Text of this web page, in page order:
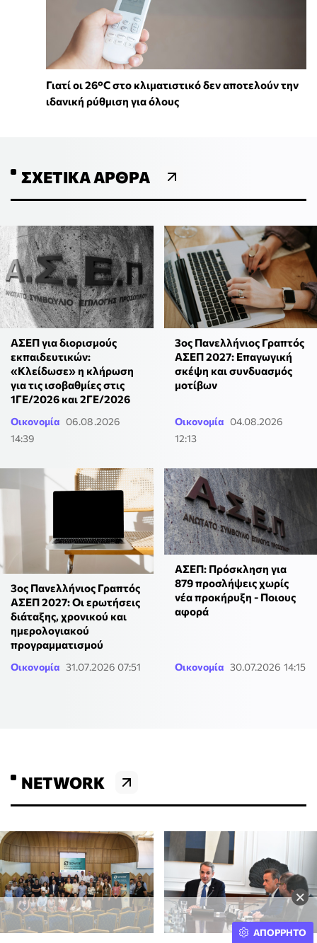
×
Γιατί οι 26°C στο κλιματιστικό δεν αποτελούν την
ιδανική ρύθμιση για όλους
ΣΧΕΤΙΚΆ ΆΡΘΡΑ
ΑΣΕΠ για διορισμούς
εκπαιδευτικών:
«Κλείδωσε» η κλήρωση
για τις ισοβαθμίες στις
1ΓΕ/2026 και 2ΓΕ/2026
Οικονομία 06.08.2026
14:39
3ος Πανελλήνιος Γραπτός
ΑΣΕΠ 2027: Επαγωγική
σκέψη και συνδυασμός
μοτίβων
Οικονομία 04.08.2026
12:13
3ος Πανελλήνιος Γραπτός
ΑΣΕΠ 2027: Οι ερωτήσεις
διάταξης, χρονικού και
ημερολογιακού
προγραμματισμού
Οικονομία 31.07.2026 07:51
ΑΣΕΠ: Πρόσκληση για
879 προσλήψεις χωρίς
νέα προκήρυξη - Ποιους
αφορά
Οικονομία 30.07.2026 14:15
NETWORK
ΑΠΟΡΡΗΤΟ